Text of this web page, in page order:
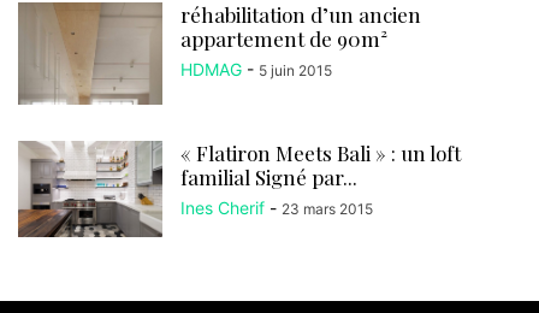
réhabilitation d’un ancien
appartement de 90m²
HDMAG - 5 juin 2015
« Flatiron Meets Bali » : un loft
familial Signé par...
Ines Cherif - 23 mars 2015